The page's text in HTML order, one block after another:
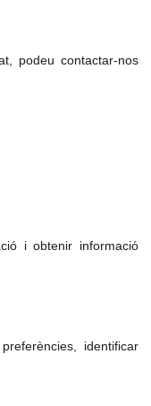
podeu contactar-nos
i obtenir informació
identificar